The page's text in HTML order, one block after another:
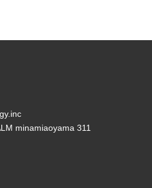
minamiaoyama 311